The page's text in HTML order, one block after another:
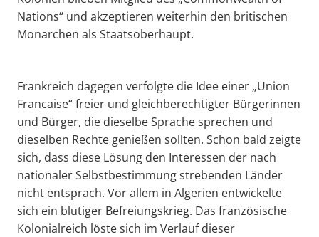
Nations“ und akzeptieren weiterhin den britischen
Monarchen als Staatsoberhaupt.
Frankreich dagegen verfolgte die Idee einer „Union
Francaise“ freier und gleichberechtigter Bürgerinnen
und Bürger, die dieselbe Sprache sprechen und
dieselben Rechte genießen sollten. Schon bald zeigte
sich, dass diese Lösung den Interessen der nach
nationaler Selbstbestimmung strebenden Länder
nicht entsprach. Vor allem in Algerien entwickelte
sich ein blutiger Befreiungskrieg. Das französische
Kolonialreich löste sich im Verlauf dieser